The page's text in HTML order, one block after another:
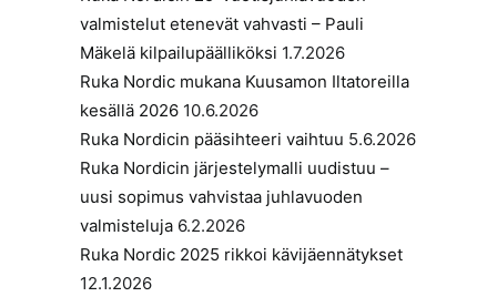
valmistelut etenevät vahvasti – Pauli
Mäkelä kilpailupäälliköksi 1.7.2026
Ruka Nordic mukana Kuusamon Iltatoreilla
kesällä 2026 10.6.2026
Ruka Nordicin pääsihteeri vaihtuu 5.6.2026
Ruka Nordicin järjestelymalli uudistuu –
uusi sopimus vahvistaa juhlavuoden
valmisteluja 6.2.2026
Ruka Nordic 2025 rikkoi kävijäennätykset
12.1.2026